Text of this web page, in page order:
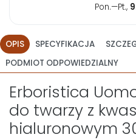
Pon.—Pt.,
OPIS SPECYFIKACJA
PODMIOT ODPOWIEDZIALNY
Erboristica
do twarzy z
hialuronowym